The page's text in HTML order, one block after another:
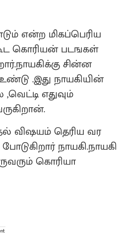
என்ற மிகப்பெரிய
கொரியன் படஙகள்
சின்ன
.இது நாயகியின்
எதுவும்
விஷயம் தெரிய வர
நாயகி.நாயகி
கொரியா